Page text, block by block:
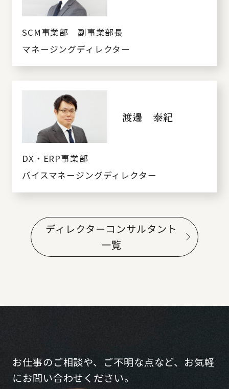
SCM事業部 副事業部長
マネージングディレクター
渡邊 泰紀
DX・ERP事業部
バイスマネージングディレクター
ディレクターコンサルタント
一覧
お仕事のご相談や、ご不明な点など、お気軽
にお問い合わせください。